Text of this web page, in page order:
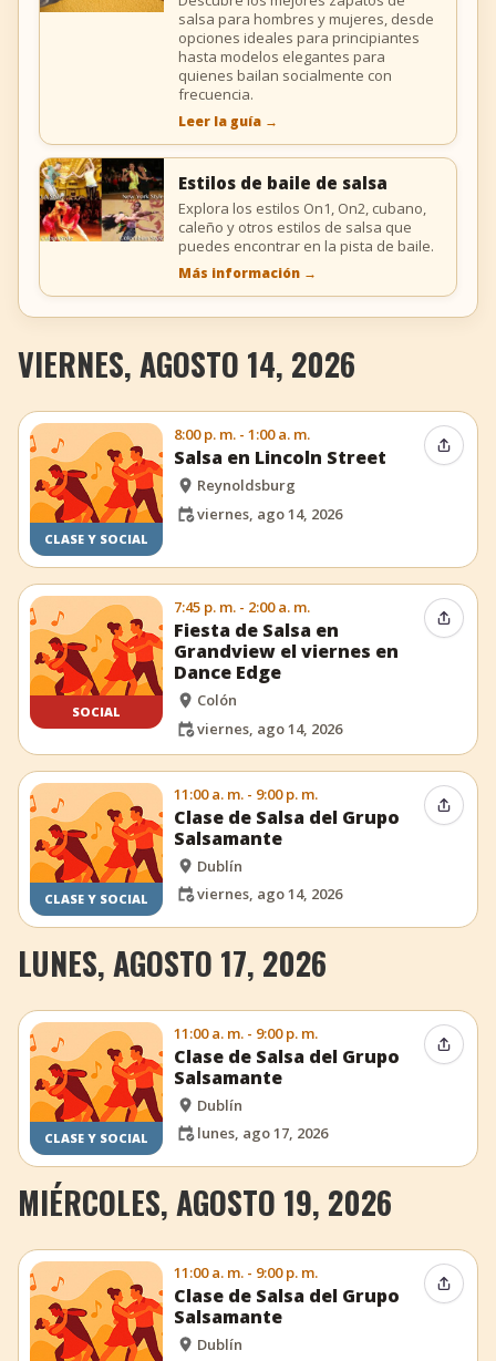
salsa para hombres y mujeres, desde
opciones ideales para principiantes
hasta modelos elegantes para
quienes bailan socialmente con
frecuencia.
Leer la guía →
Estilos de baile de salsa
Explora los estilos On1, On2, cubano,
caleño y otros estilos de salsa que
puedes encontrar en la pista de baile.
Más información →
VIERNES, AGOSTO 14, 2026
CLASE Y SOCIAL
8:00 p. m. - 1:00 a. m.
Salsa en Lincoln Street
Reynoldsburg
viernes, ago 14, 2026
SOCIAL
7:45 p. m. - 2:00 a. m.
Fiesta de Salsa en
Grandview el viernes en
Dance Edge
Colón
viernes, ago 14, 2026
CLASE Y SOCIAL
11:00 a. m. - 9:00 p. m.
Clase de Salsa del Grupo
Salsamante
Dublín
viernes, ago 14, 2026
LUNES, AGOSTO 17, 2026
CLASE Y SOCIAL
11:00 a. m. - 9:00 p. m.
Clase de Salsa del Grupo
Salsamante
Dublín
lunes, ago 17, 2026
MIÉRCOLES, AGOSTO 19, 2026
11:00 a. m. - 9:00 p. m.
Clase de Salsa del Grupo
Salsamante
Dublín